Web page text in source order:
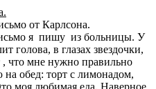
от Карлсона.
я пишу из больницы. У
голова, в глазах звездочки,
, что мне нужно правильно
на обед: торт с лимонадом,